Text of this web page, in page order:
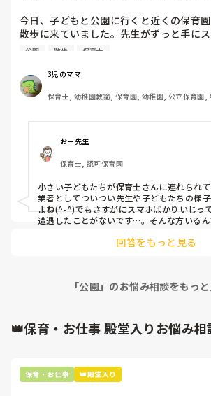
今日、子どもと公園に行くと近くの保育
散歩に来ていました。先生がずっと手に
ので時計変わりにして見ているのかな？
も達は見ておらず…公園ですのでこっちが
た。
公園 散歩 保育士
3児のママ
保育士, 幼稚園教諭, 保育園, 幼稚園, 公立保育園,
おー先生
保育士, 認可保育園
小さい子どもたちが保育士さんに連れられ
業者としてついつい先生や子どもたちの様
よね(^-^)でもさすがにスマホばかりいじっ
遭遇したことがないです…。そんな方いる
しっかりと持ってもらいたいです！
回答をもっと見る
「公園」のお悩み相談をもっ
👑保育・お仕事 殿堂入りお悩み相
保育・お仕事 👑殿堂入り